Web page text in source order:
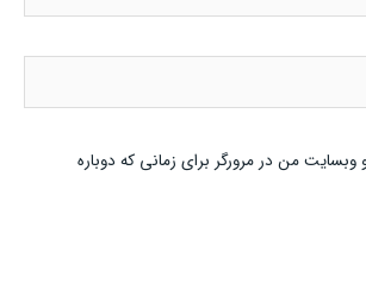
وبسایت من در مرورگر برای زمانی که دوباره